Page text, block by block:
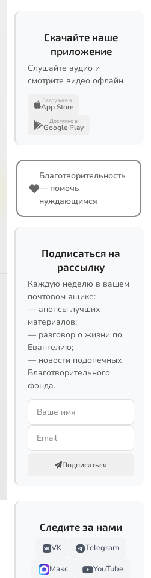
Скачайте наше
приложение
Слушайте аудио и
смотрите видео офлайн
Загрузите в
App Store
Доступно в
Google Play
Благотворительность
— помочь
нуждающимся
Подписаться на
рассылку
Каждую неделю в вашем
почтовом ящике:
— анонсы лучших
материалов;
— разговор о жизни по
Евангелию;
— новости подопечных
Благотворительного
фонда.
Подписаться
Следите за нами
VK
Telegram
Макс
YouTube